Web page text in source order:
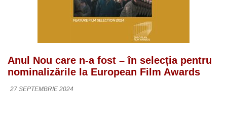
Anul Nou care n-a fost – în selecția pentru
nominalizările la European Film Awards
27 SEPTEMBRIE 2024